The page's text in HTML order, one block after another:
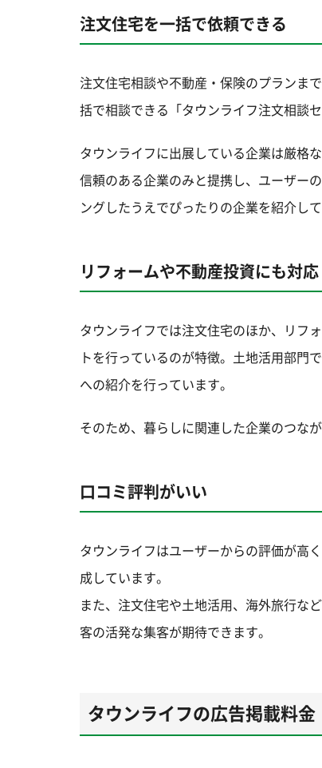
注文住宅を一括で依頼できる
注文住宅相談や不動産・保険のプランま
括で相談できる「タウンライフ注文相談
タウンライフに出展している企業は厳格
信頼のある企業のみと提携し、ユーザー
ングしたうえでぴったりの企業を紹介し
リフォームや不動産投資にも対応
タウンライフでは注文住宅のほか、リフ
トを行っているのが特徴。土地活用部門
への紹介を行っています。
そのため、暮らしに関連した企業のつな
口コミ評判がいい
タウンライフはユーザーからの評価が高
成しています。
また、注文住宅や土地活用、海外旅行な
客の活発な集客が期待できます。
タウンライフの広告掲載料金